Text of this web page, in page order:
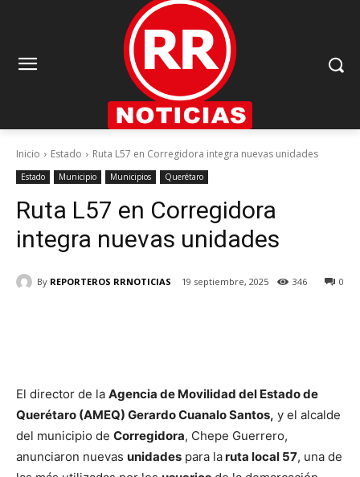
Inicio Estado Ruta L57 en Corregidora integra nuevas unidades
Estado Municipio Municipios Querétaro
Ruta L57 en Corregidora
integra nuevas unidades
By REPORTEROS RRNOTICIAS 19 septiembre, 2025 0
346
El director de la Agencia de Movilidad del Estado de
Querétaro (AMEQ) Gerardo Cuanalo Santos, y el alcalde
del municipio de Corregidora, Chepe Guerrero,
anunciaron nuevas unidades para laruta local 57, una de